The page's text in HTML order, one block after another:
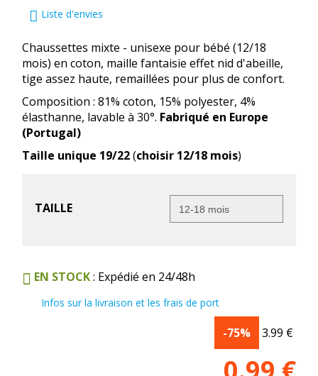
Liste d'envies
Chaussettes mixte - unisexe pour bébé (12/18
mois) en coton, maille fantaisie effet nid d'abeille,
tige assez haute, remaillées pour plus de confort.
Composition : 81% coton, 15% polyester, 4%
élasthanne, lavable à 30°. Fabriqué en Europe
(Portugal)
Taille unique 19/22(choisir 12/18 mois)
TAILLE
EN STOCK: Expédié en 24/48h
Infos sur la livraison et les frais de port
-75% 3.99 €